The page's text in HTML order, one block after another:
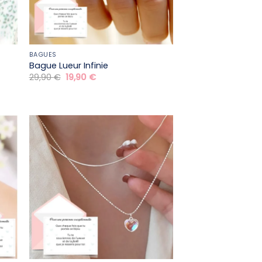
BAGUES
Bague Lueur Infinie
29,90€ Le
prix
19,90 €Le